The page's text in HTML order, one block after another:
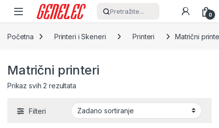
Skip to navigation
Skip to content
Pretražite... 0
Početna Printeri i Skeneri Printeri Matrični
Matrični printeri
Prikaz svih 2 rezultata
Filteri